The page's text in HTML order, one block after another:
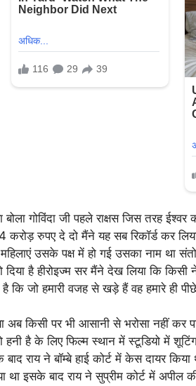
गोविंदा जी पहले राक्षस जिस तरह
रुपए दे दो मैंने यह सब रिकॉर्ड कर
उसके पक्ष में हो गई उसका नाम था
है हीरोइज्म सर मैंने देख लिया कि किसी ने
कि जो हमारी वजह से खड़े हैं वह हमारे ही
अब किसी पर भी आसानी से भरोसा नहीं कर
हनी है के लिए फिल्म स्थान में स्टूडियो में
राय ने बॉम्बे हाई कोर्ट में केस दायर किया
इसके बाद राय ने सुप्रीम कोर्ट में अपील